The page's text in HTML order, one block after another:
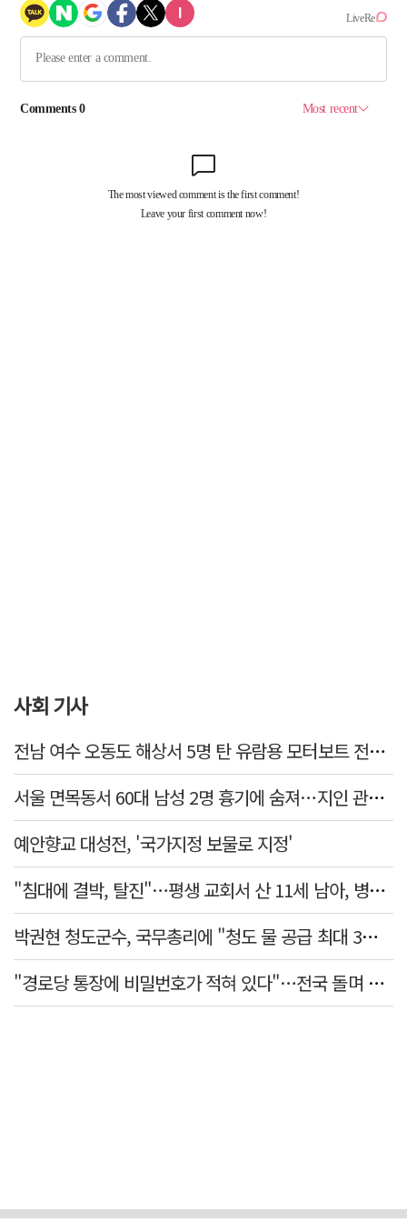
사회 기사
전남 여수 오동도 해상서 5명 탄 유람용 모터보트 전복…2명 숨져
서울 면목동서 60대 남성 2명 흉기에 숨져…지인 관계로 추정
예안향교 대성전, '국가지정 보물로 지정'
"침대에 결박, 탈진"…평생 교회서 산 11세 남아, 병원 이송 끝 숨져
박권현 청도군수, 국무총리에 "청도 물 공급 최대 3만t 늘려달라"
"경로당 통장에 비밀번호가 적혀 있다"…전국 돌며 경로당 13곳 턴 30대 구속